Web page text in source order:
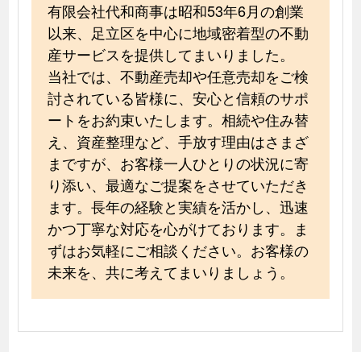
有限会社代和商事は昭和53年6月の創業
以来、足立区を中心に地域密着型の不動
産サービスを提供してまいりました。
当社では、不動産売却や任意売却をご検
討されている皆様に、安心と信頼のサポ
ートをお約束いたします。相続や住み替
え、資産整理など、手放す理由はさまざ
まですが、お客様一人ひとりの状況に寄
り添い、最適なご提案をさせていただき
ます。長年の経験と実績を活かし、迅速
かつ丁寧な対応を心がけております。ま
ずはお気軽にご相談ください。お客様の
未来を、共に考えてまいりましょう。